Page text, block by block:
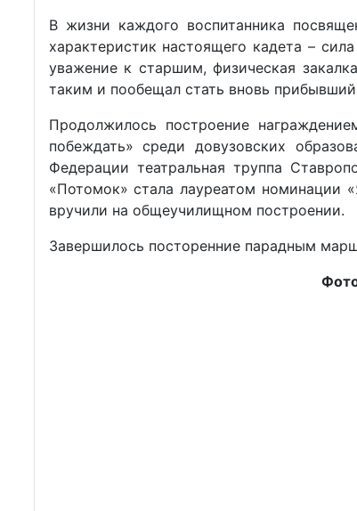
В жизни каждого воспитанника
характеристик настоящего кадета –
уважение к старшим, физическая
таким и пообещал стать вновь
Продолжилось построение
побеждать» среди довузовских
Федерации театральная труппа
«Потомок» стала лауреатом номинации
вручили на общеучилищном построении.
Завершилось посторенние парадным